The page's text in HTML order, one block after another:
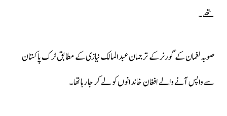
تھے۔
صوبہ لغمان کے گورنر کے ترجمان عبدالمالک نیازی کے مطابق ٹرک پاکستان
سے واپس آنے والے افغان خاندانوں کو لے کر جا رہا تھا۔